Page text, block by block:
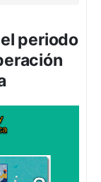
periodo